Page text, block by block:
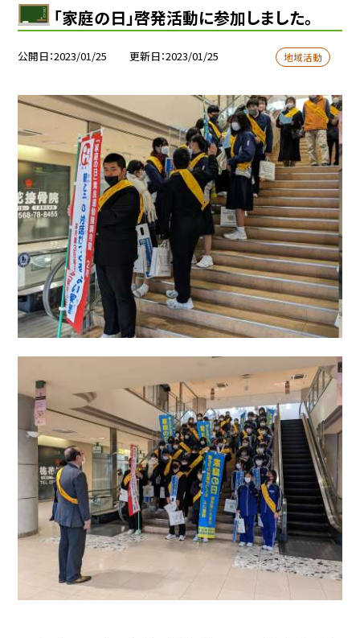
「家庭の日」啓発活動に参加しました。
公開日 2023/01/25 更新日 2023/01/25 地域活動